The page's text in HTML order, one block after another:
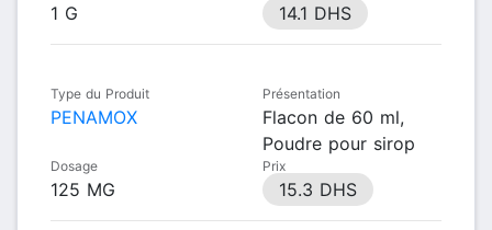
1 G 14.1 DHS
Type du Produit
PENAMOX
Présentation
Flacon de 60 ml,
Poudre pour sirop
Dosage
125 MG
Prix
15.3 DHS